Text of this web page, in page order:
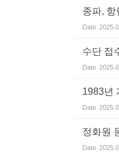
종파, 항
Date
수단 접
Date
1983년
Date
정화원
Date